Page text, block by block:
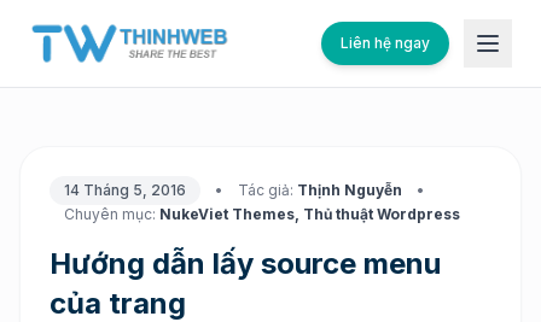
Liên hệ ngay
14 Tháng 5, 2016 • Tác giả: Thịnh Nguyễn
•
Chuyên mục: NukeViet Themes, Thủ thuật Wordpress
Hướng dẫn lấy source menu
của trang